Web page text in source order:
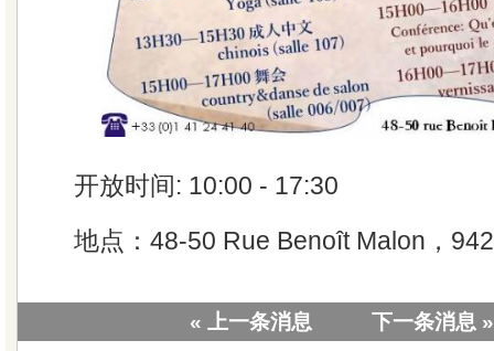
开放时间: 10:00 - 17:30
地点：48-50 Rue Benoît Malon，
« 上一条消息 下一条消息 »